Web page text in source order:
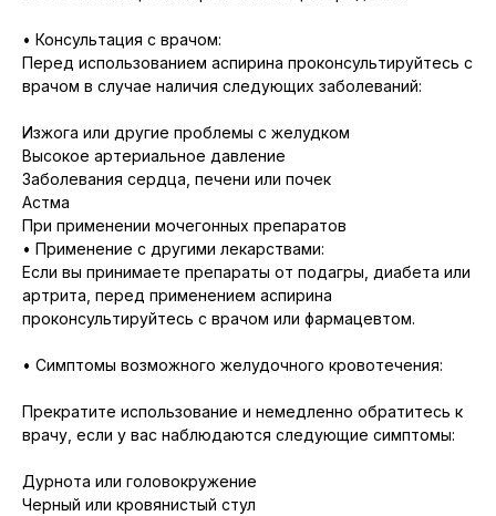
• Консультация с врачом:
Перед использованием аспирина проконсультируйтесь с
врачом в случае наличия следующих заболеваний:
Изжога или другие проблемы с желудком
Высокое артериальное давление
Заболевания сердца, печени или почек
Астма
При применении мочегонных препаратов
• Применение с другими лекарствами:
Если вы принимаете препараты от подагры, диабета или
артрита, перед применением аспирина
проконсультируйтесь с врачом или фармацевтом.
• Симптомы возможного желудочного кровотечения:
Прекратите использование и немедленно обратитесь к
врачу, если у вас наблюдаются следующие симптомы:
Дурнота или головокружение
Черный или кровянистый стул